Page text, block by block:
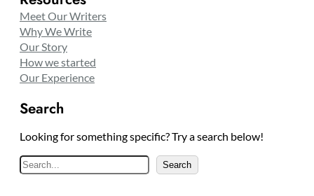
Meet Our Writers
Why We Write
Our Story
How we started
Our Experience
Search
Looking for something specific? Try a search below!
e
Search